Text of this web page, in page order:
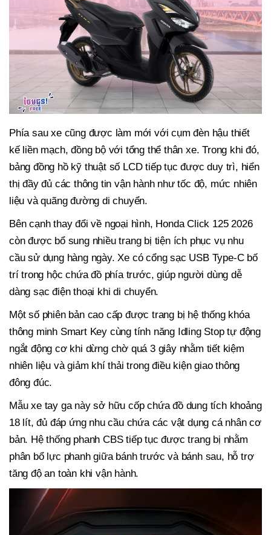
Phía sau xe cũng được làm mới với cụm đèn hậu thiết
kế liền mạch, đồng bộ với tổng thể thân xe. Trong khi đó,
bảng đồng hồ kỹ thuật số LCD tiếp tục được duy trì, hiển
thị đầy đủ các thông tin vận hành như tốc độ, mức nhiên
liệu và quãng đường di chuyển.
Bên cạnh thay đổi về ngoại hình, Honda Click 125 2026
còn được bổ sung nhiều trang bị tiện ích phục vụ nhu
cầu sử dụng hàng ngày. Xe có cổng sạc USB Type-C bố
trí trong hộc chứa đồ phía trước, giúp người dùng dễ
dàng sạc điện thoại khi di chuyển.
Một số phiên bản cao cấp được trang bị hệ thống khóa
thông minh Smart Key cùng tính năng Idling Stop tự động
ngắt động cơ khi dừng chờ quá 3 giây nhằm tiết kiệm
nhiên liệu và giảm khí thải trong điều kiện giao thông
đông đúc.
Mẫu xe tay ga này sở hữu cốp chứa đồ dung tích khoảng
18 lít, đủ đáp ứng nhu cầu chứa các vật dụng cá nhân cơ
bản. Hệ thống phanh CBS tiếp tục được trang bị nhằm
phân bổ lực phanh giữa bánh trước và bánh sau, hỗ trợ
tăng độ an toàn khi vận hành.